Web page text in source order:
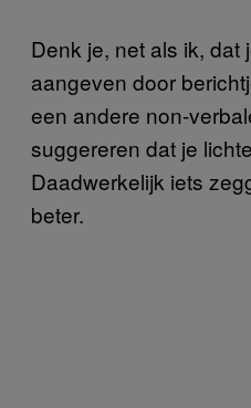
Denk je, net als ik, dat
aangeven door
een andere non-
suggereren dat je
Daadwerkelijk iets
beter.